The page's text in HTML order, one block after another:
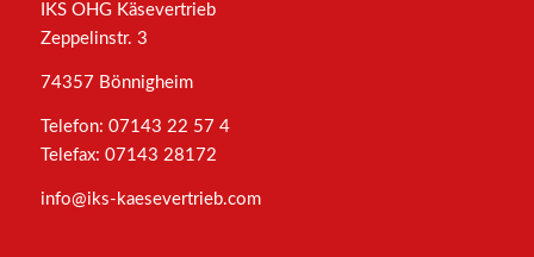
IKS OHG Käsevertrieb
Zeppelinstr. 3
74357 Bönnigheim
Telefon: 07143 22 57 4
Telefax: 07143 28172
info@iks-kaesevertrieb.com